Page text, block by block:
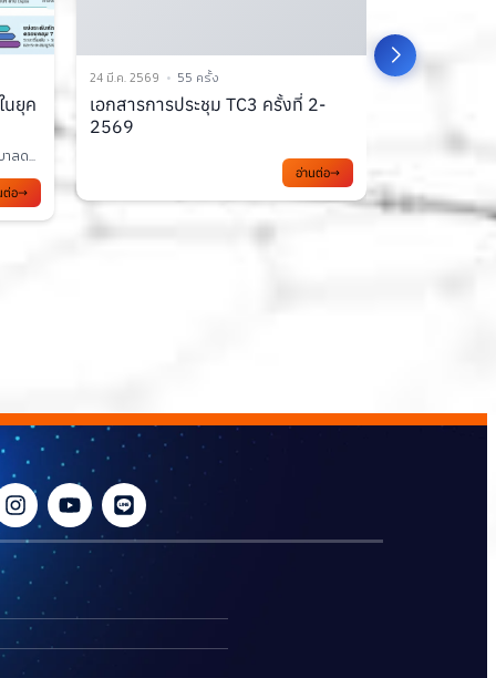
24 มี.ค. 2569 79 ครั้ง
การพัฒนาความรู้บุคลากรภาครัฐ
เพื่อก้าวสู่ Digital...
การก้าวเข้าสู่ยุค Digital Transformation...
อ่านต่อ
17 มี.ค. 2569
บทสรุป AI